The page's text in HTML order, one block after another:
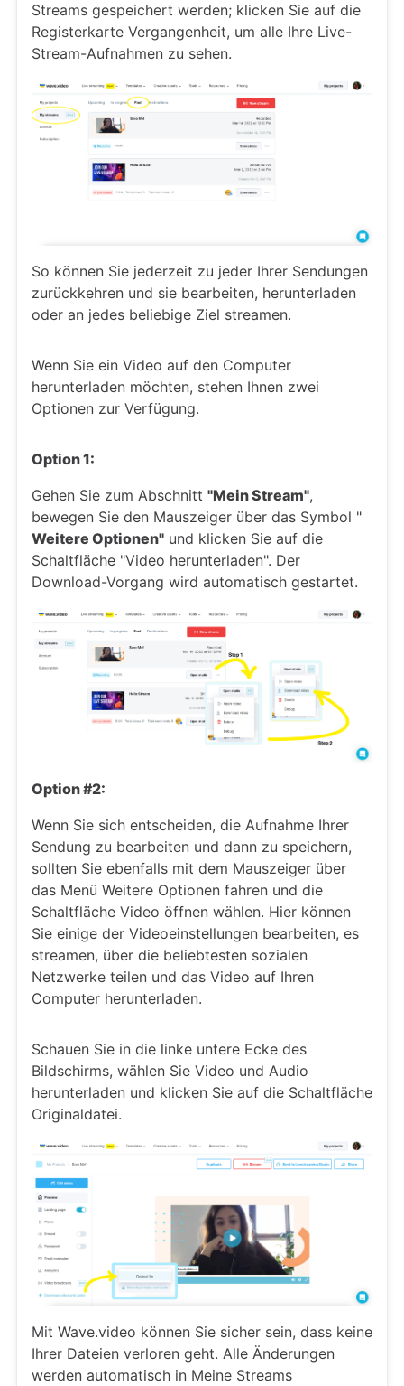
Streams gespeichert werden; klicken Sie auf die
Registerkarte Vergangenheit, um alle Ihre Live-
Stream-Aufnahmen zu sehen.
So können Sie jederzeit zu jeder Ihrer Sendungen
zurückkehren und sie bearbeiten, herunterladen
oder an jedes beliebige Ziel streamen.
Wenn Sie ein Video auf den Computer
herunterladen möchten, stehen Ihnen zwei
Optionen zur Verfügung.
Option 1:
Gehen Sie zum Abschnitt "Mein Stream",
bewegen Sie den Mauszeiger über das Symbol "
Weitere Optionen" und klicken Sie auf die
Schaltfläche "Video herunterladen". Der
Download-Vorgang wird automatisch gestartet.
Option #2:
Wenn Sie sich entscheiden, die Aufnahme Ihrer
Sendung zu bearbeiten und dann zu speichern,
sollten Sie ebenfalls mit dem Mauszeiger über
das Menü Weitere Optionen fahren und die
Schaltfläche Video öffnen wählen. Hier können
Sie einige der Videoeinstellungen bearbeiten, es
streamen, über die beliebtesten sozialen
Netzwerke teilen und das Video auf Ihren
Computer herunterladen.
Schauen Sie in die linke untere Ecke des
Bildschirms, wählen Sie Video und Audio
herunterladen und klicken Sie auf die Schaltfläche
Originaldatei.
Mit Wave.video können Sie sicher sein, dass keine
Ihrer Dateien verloren geht. Alle Änderungen
werden automatisch in Meine Streams